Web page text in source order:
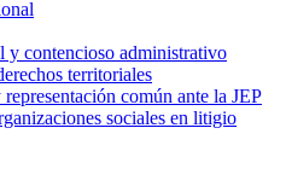
contencioso administrativo
territoriales
común ante la JEP
sociales en litigio